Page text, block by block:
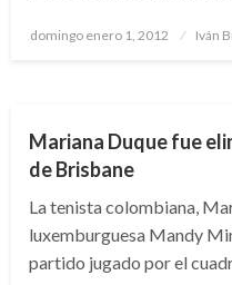
Publicado
domingo enero 1, 2012 Iván
Mariana Duque fue
de Brisbane
La tenista colombiana,
luxemburguesa Mandy
partido jugado por el